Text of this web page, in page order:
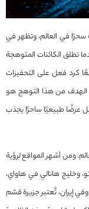
سحرًا في العالم، وتظهر في
تطلق الكائنات المتوهجة
كرد فعل على التحفيزات
الهدف من هذا التوهج هو
عرضًا طبيعيًا ساحرًا يجذب
ومن أشهر المواقع لرؤية
وخليج هانالي في هاواي،
إيران، تُعتبر جزيرة قشم